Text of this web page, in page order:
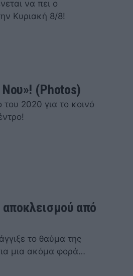
να πει ο
Κυριακή 8/8!
Νου»! (Photos)
2020 για το κοινό
αποκλεισμού από
το θαύμα της
μια ακόμα φορά…